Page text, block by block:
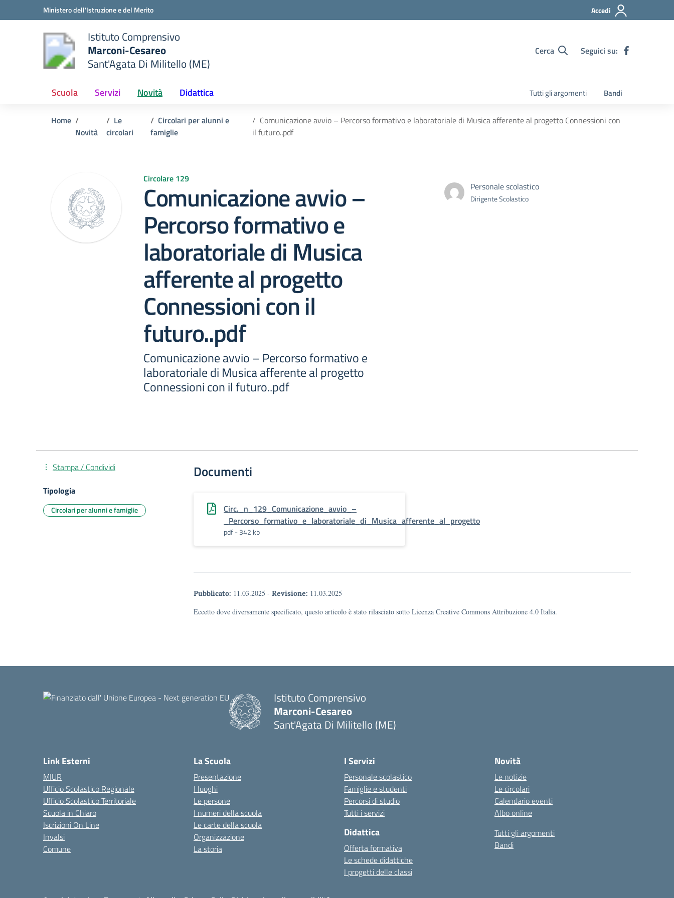
Vai ai contenuti
Vai al menu di navigazioneMinistero dell'Istruzione e del Merito Accedi
scuola
Istituto Comprensivo
Marconi-Cesareo
Sant'Agata Di Militello (ME)
Cerca Seguici su:
Scuola Servizi Novità Didattica Tutti gli argomenti Bandi
Home
Novità
Le
circolari
Circolari per alunni e
famiglie
Comunicazione avvio – Percorso formativo e laboratoriale di Musica afferente al progetto Connessioni con
il futuro..pdf
Circolare 129
Comunicazione avvio –
Percorso formativo e
laboratoriale di Musica
afferente al progetto
Connessioni con il
futuro..pdf
Comunicazione avvio – Percorso formativo e
laboratoriale di Musica afferente al progetto
Connessioni con il futuro..pdf
Personale scolastico
Dirigente Scolastico
Documenti
Circ._n_129_Comunicazione_avvio_–
_Percorso_formativo_e_laboratoriale_di_Musica_afferente_al_progetto
pdf - 342 kb
Pubblicato: 11.03.2025 - Revisione: 11.03.2025
Eccetto dove diversamente specificato, questo articolo è stato rilasciato sotto Licenza Creative Commons Attribuzione 4.0 Italia.
Stampa / Condividi
Tipologia
Circolari per alunni e famiglie
Istituto Comprensivo
Marconi-Cesareo
Sant'Agata Di Militello (ME)
Link Esterni
MIUR
Ufficio Scolastico Regionale
Ufficio Scolastico Territoriale
Scuola in Chiaro
Iscrizioni On Line
Invalsi
Comune
La Scuola
Presentazione
I luoghi
Le persone
I numeri della scuola
Le carte della scuola
Organizzazione
La storia
I Servizi
Personale scolastico
Famiglie e studenti
Percorsi di studio
Tutti i servizi
Didattica
Offerta formativa
Le schede didattiche
I progetti delle classi
Novità
Le notizie
Le circolari
Calendario eventi
Albo online
Tutti gli argomenti
Bandi